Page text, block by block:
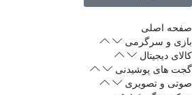
صفحه اصلی
بازی و سرگرمی
کالای دیجیتال
گجت های پوشیدنی
صوتی و تصویری